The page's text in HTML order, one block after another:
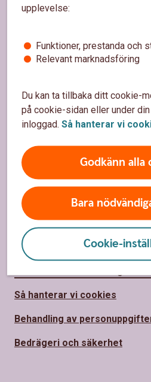
upplevelse:
Funktioner, prestanda och
Relevant marknadsföring
Du kan ta tillbaka ditt cookie-
på cookie-sidan eller under
inloggad. Så hanterar vi
Godkänn alla
Bara
Cookie-
Hitta bankkontor
Priser, räntor och kurser
Om oss
Om Södra Hestra Sparbank
Hållbarhet
Bygdens Bank och Sponsring
Jobba hos oss
Säkerhet och
Så hanterar vi cookies
Behandling av
Bedrägeri och säkerhet